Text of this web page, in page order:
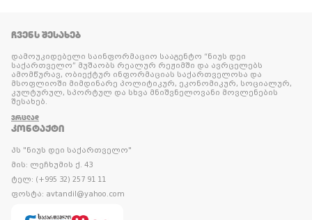
ᲩᲕᲔᲜᲡ ᲨᲔᲡᲐᲮᲔᲑ
დამოუკიდებელი საინფორმაციო სააგენტო “ნიუს დეი
საქართველო” მუშაობს რეალურ რეჟიმში და ავრცელებს
ამომწურავ, ობიექტურ ინფორმაციას საქართველოსა და
მსოფლიოში მიმდინარე პოლიტიკურ, ეკონომიკურ, სოციალურ,
კულტურულ, სპორტულ და სხვა მნიშვნელოვანი მოვლენების
შესახებ.
ᲕᲠᲪᲚᲐᲓ
ᲙᲝᲜᲢᲐᲥᲢᲘ
პს "ნიუს დეი საქართველო"
მის: ლეჩხუმის ქ. 43
ტელ: (+995 32) 257 91 11
ფოსტა: avtandil@yahoo.com